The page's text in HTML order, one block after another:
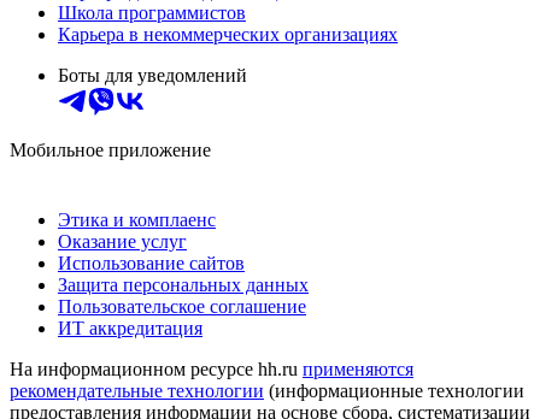
Школа программистов
Карьера в некоммерческих организациях
Боты для уведомлений
Мобильное приложение
Этика и комплаенс
Оказание услуг
Использование сайтов
Защита персональных данных
Пользовательское соглашение
ИТ аккредитация
На информационном ресурсе hh.ru применяются
рекомендательные технологии (информационные технологии
предоставления информации на основе сбора, систематизации